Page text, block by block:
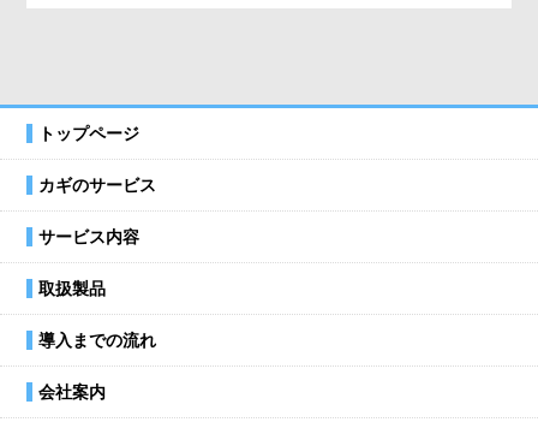
トップページ
カギのサービス
サービス内容
取扱製品
導入までの流れ
会社案内